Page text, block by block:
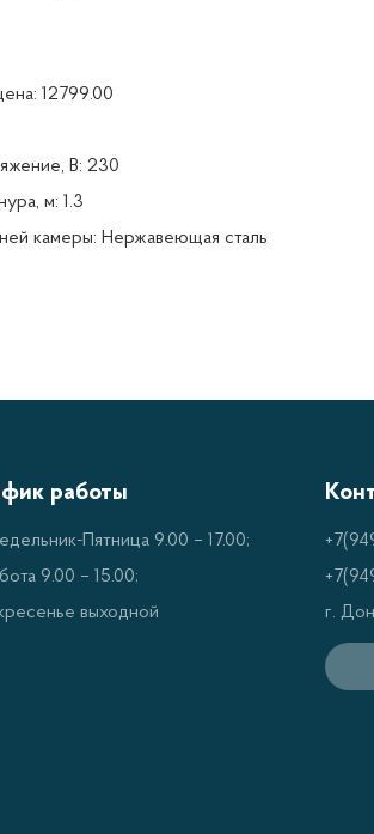
12799.00
В: 230
м: 1.3
камеры: Нержавеющая сталь
работы
Пятница 9.00 – 17.00;
9.00 – 15.00;
выходной
г.